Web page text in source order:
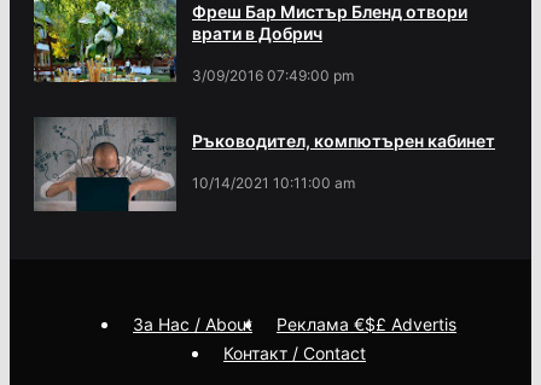
Фреш Бар Мистър Бленд отвори
врати в Добрич
3/09/2016 07:49:00 pm
Ръководител, компютърен кабинет
10/14/2021 10:11:00 am
За Нас / About
Реклама €$£ Advertis
Контакт / Contact